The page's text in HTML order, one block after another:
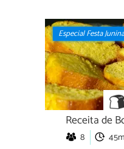
Especial Festa
Receita de
8 45m